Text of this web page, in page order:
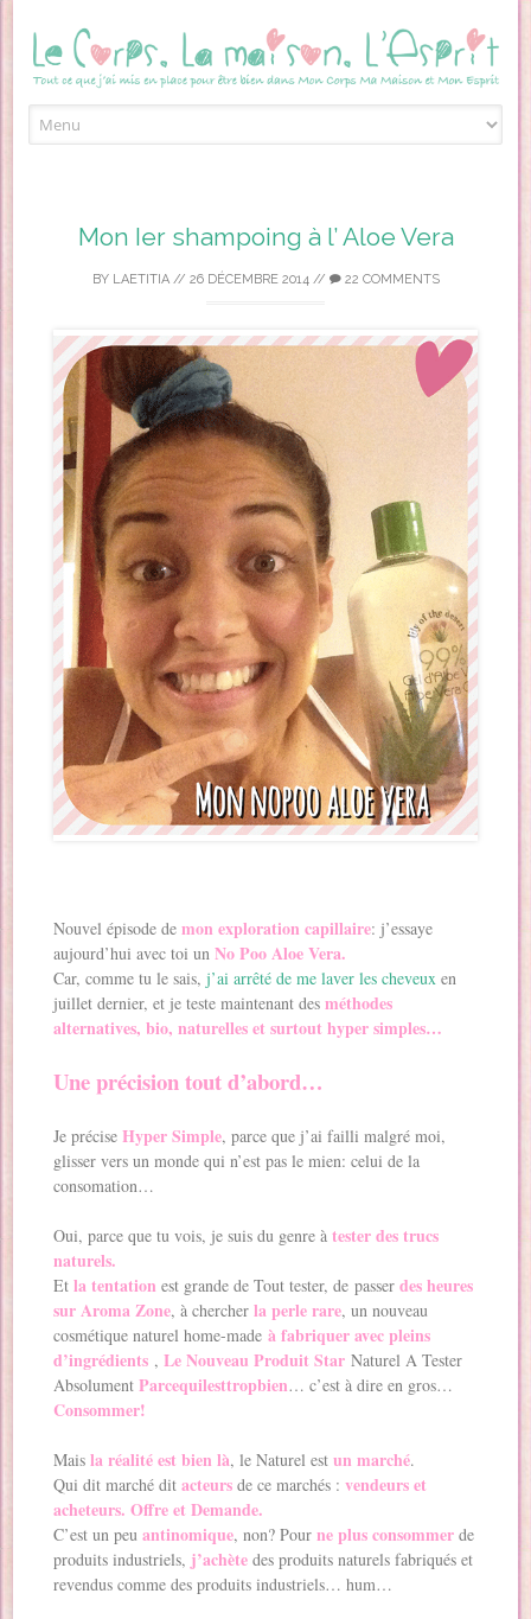
Mon Ier shampoing à l’ Aloe Vera
BY LAETITIA// 26 DÉCEMBRE 2014 // 22 COMMENTS
Nouvel épisode de mon exploration capillaire: j’essaye
aujourd’hui avec toi unNo Poo Aloe Vera.
Car, comme tu le sais, j’ai arrêté de me laver les cheveux en
juillet dernier, et je teste maintenant desméthodes
alternatives, bio, naturelles et surtout hyper simples…
Une précision tout d’abord…
Je précise Hyper Simple, parce que j’ai failli malgré moi,
glisser vers un monde qui n’est pas le mien: celui de la
consomation…
Oui, parce que tu vois, je suis du genre àtester des trucs
naturels.
Etla tentation est grande de Tout tester, de passerdes heures
sur Aroma Zone, à chercherla perle rare, un nouveau
cosmétique naturel home-made à fabriquer avec pleins
d’ingrédients ,Le Nouveau Produit Star Naturel A Tester
AbsolumentParcequilesttropbien… c’est à dire en gros…
Consommer!
Maisla réalité est bien là, le Naturel estun marché.
Qui dit marché dit acteurs de ce marchés :vendeurs et
acheteurs. Offre et Demande.
C’est un peu antinomique, non? Pourne plus consommer de
produits industriels, j’achète des produits naturels fabriqués et
revendus comme des produits industriels… hum…